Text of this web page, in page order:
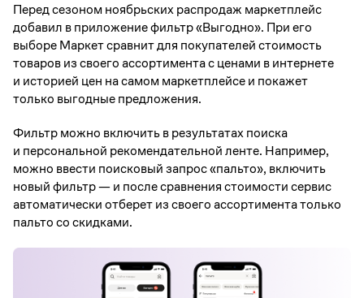
Перед сезоном ноябрьских распродаж маркетплейс
добавил в приложение фильтр «Выгодно». При его
выборе Маркет сравнит для покупателей стоимость
товаров из своего ассортимента с ценами в интернете
и историей цен на самом маркетплейсе и покажет
только выгодные предложения.
Фильтр можно включить в результатах поиска
и персональной рекомендательной ленте. Например,
можно ввести поисковый запрос «пальто», включить
новый фильтр — и после сравнения стоимости сервис
автоматически отберет из своего ассортимента только
пальто со скидками.